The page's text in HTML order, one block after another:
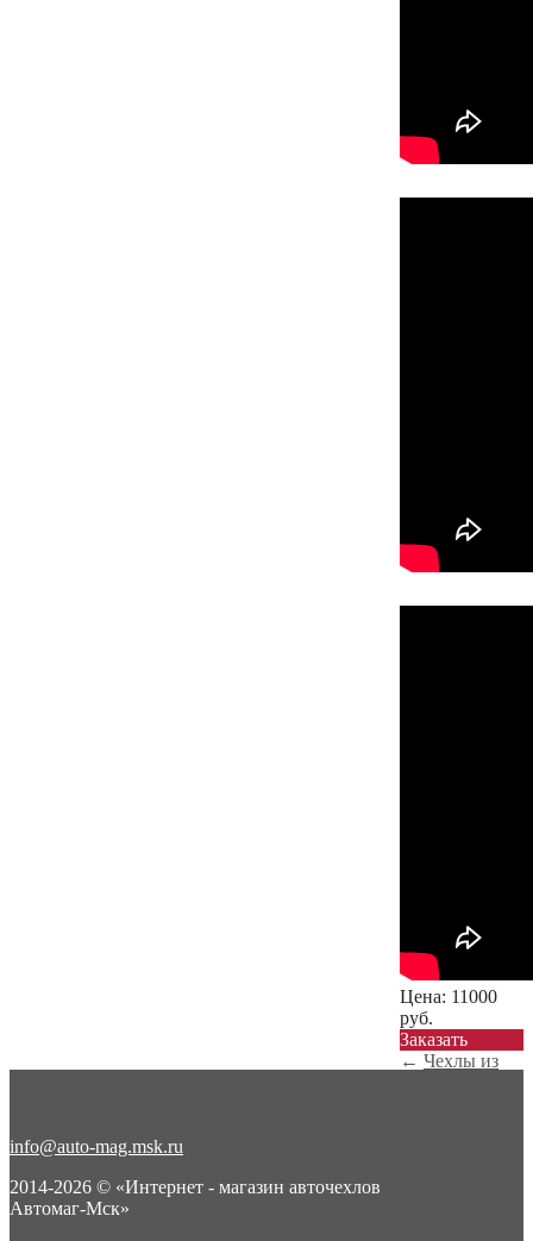
Цена: 11000
руб.
Заказать
← Чехлы из
info@auto-mag.msk.ru
2014-2026 © «Интернет - магазин авточехлов
Автомаг-Мск»